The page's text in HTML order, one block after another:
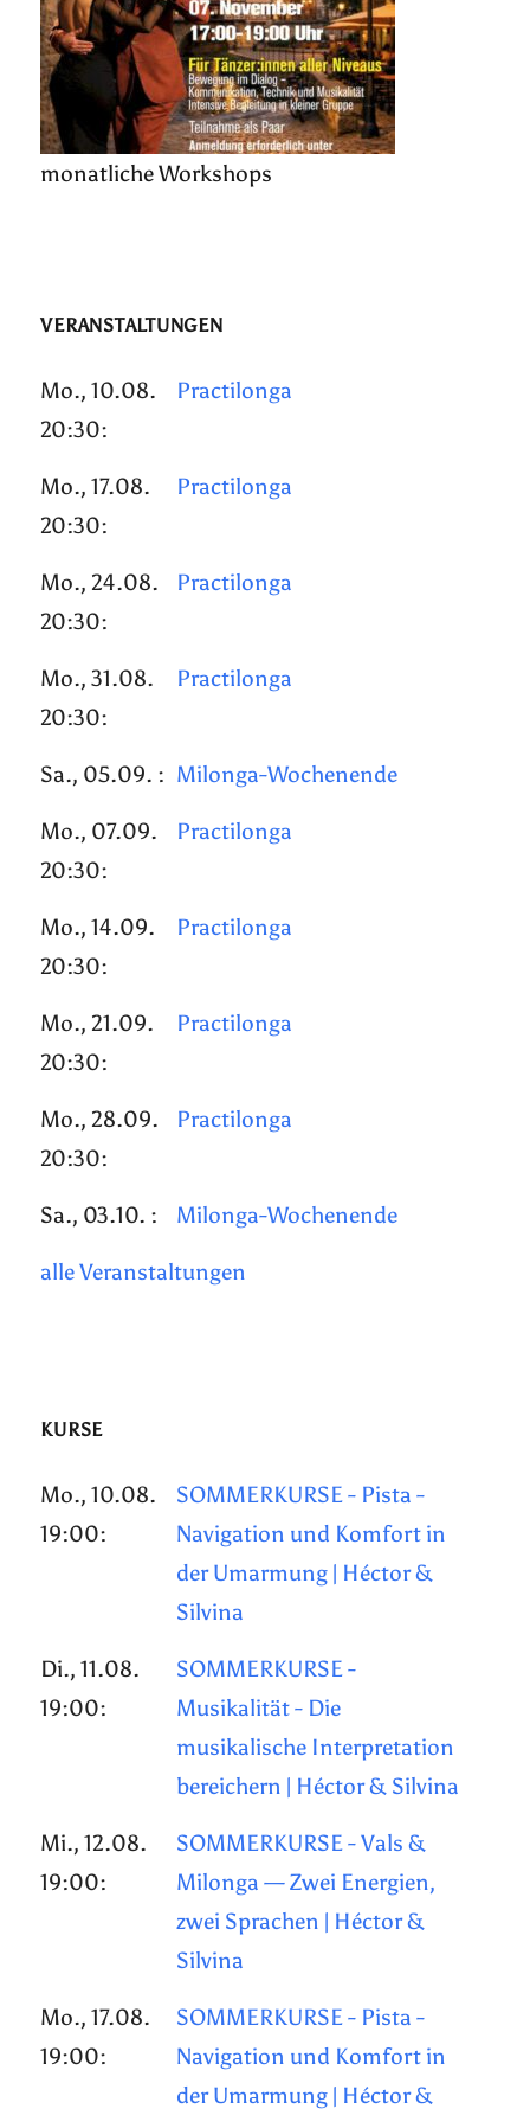
monatliche Workshops
VERANSTALTUNGEN
Mo., 10.08.
20:30:
Practilonga
Mo., 17.08.
20:30:
Practilonga
Mo., 24.08.
20:30:
Practilonga
Mo., 31.08.
20:30:
Practilonga
Sa., 05.09. : Milonga-Wochenende
Mo., 07.09.
20:30:
Practilonga
Mo., 14.09.
20:30:
Practilonga
Mo., 21.09.
20:30:
Practilonga
Mo., 28.09.
20:30:
Practilonga
Sa., 03.10. : Milonga-Wochenende
alle Veranstaltungen
KURSE
Mo., 10.08.
19:00:
SOMMERKURSE - Pista -
Navigation und Komfort in
der Umarmung | Héctor &
Silvina
Di., 11.08.
19:00:
SOMMERKURSE -
Musikalität - Die
musikalische Interpretation
bereichern | Héctor & Silvina
Mi., 12.08.
19:00:
SOMMERKURSE - Vals &
Milonga — Zwei Energien,
zwei Sprachen | Héctor &
Silvina
Mo., 17.08.
19:00:
SOMMERKURSE - Pista -
Navigation und Komfort in
der Umarmung | Héctor &